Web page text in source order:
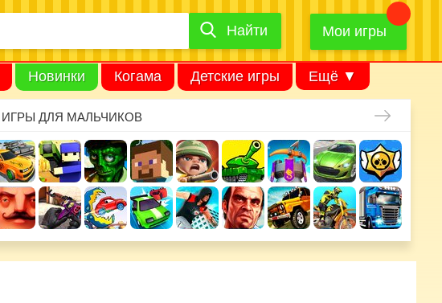
Найти
Найти Мои игры
Новинки Когама Детские игры Ещё ▼
ИГРЫ ДЛЯ МАЛЬЧИКОВ